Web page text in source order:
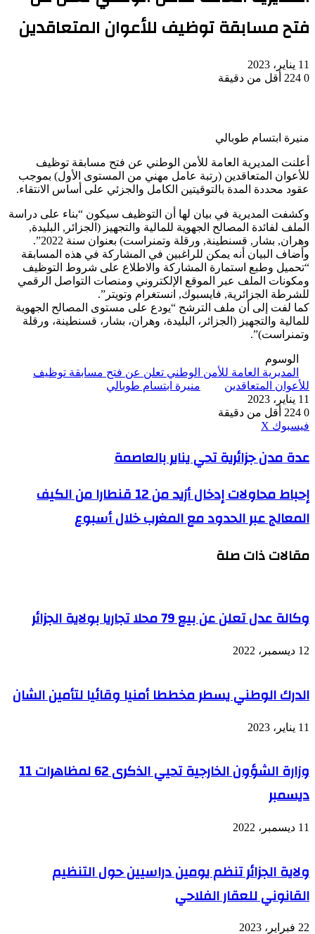
فتح مسابقة توظيف للأعوان المتعاقدين
11 يناير، 2023
0
أقل من دقيقة
منيرة ابتسام طوبالي
أعلنت المديرية العامة للأمن الوطني عن فتح مسابقة توظيف
للأعوان المتعاقدين (رتبة عامل مهني من المستوى الأول) بموجب
عقود محددة المدة بالتوقيتين الكامل والجزئي على أساس الانتقاء.
وكشفت المديرية في بيان لها أن التوظيف سيكون “بناء على دراسة
الملف لفائدة المصالح الجهوية للمالية والتجهيز (الجزائر, البليدة,
وهران, بشار, قسنطينة, ورقلة وتمنراست) بعنوان سنة 2022”.
وأضاف البيان أنه يمكن للراغبين في المشاركة في هذه المسابقة
“تحميل وطبع استمارة المشاركة والاطلاع على شروط التوظيف
ومكونات الملف عبر الموقع الإلكتروني ومنصات التواصل الرقمي
للشرطة الجزائرية, فايسبوك, انستغرام وتويتر”.
كما لفت إلى أن ملف الترشح “يودع على مستوى المصالح الجهوية
للمالية والتجهيز (الجزائر، البليدة، وهران، بشار، قسنطينة، ورقلة
وتمنراست)”.
الوسوم
المديرية العامة للأمن الوطني تعلن عن فتح مسابقة توظيف
للأعوان المتعاقدين
منيرة ابتسام طوبالي
11 يناير، 2023
0
أقل من دقيقة
فيسبوك ‫X
عدة
مدن
تحي
يناير
بالعاصمة
عدة مدن جزائرية تحي يناير بالعاصمة
إحباط
محاولات
إدخال
12
عبر
مع
أسبوع
إحباط محاولات إدخال أزيد من 12 قنطارا من الكيف
المعالج عبر الحدود مع المغرب خلال أسبوع
مقالات ذات صلة
وكالة عدل تعلن عن بيع 79 محلا تجاريا بولاية الجزائر
12 ديسمبر، 2022
الدرك الوطني يسطر مخططا أمنيا وقائيا لتأمين الشان
11 يناير، 2023
وزارة الشؤون الخارجية تحيي الذكرى 62 لمظاهرات 11
ديسمبر
11 ديسمبر، 2022
ولاية الجزائر تنظم يومين دراسيين حول التنظيم
القانوني للعقار الفلاحي
22 فبراير، 2023